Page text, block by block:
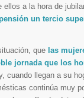
a la hora de
un tercio
que las
jornada que los
cuando llegan a su
continúa muy